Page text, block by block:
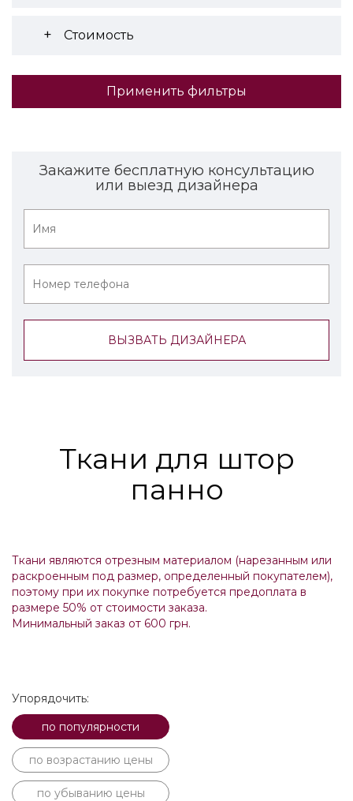
Стоимость
Применить фильтры
Закажите бесплатную консультацию
или выезд дизайнера
Ткани для штор
панно
Ткани являются отрезным материалом (нарезанным или
раскроенным под размер, определенный покупателем),
поэтому при их покупке потребуется предоплата в
размере 50% от стоимости заказа.
Минимальный заказ от 600 грн.
Упорядочить:
по популярности
по возрастанию цены
по убыванию цены